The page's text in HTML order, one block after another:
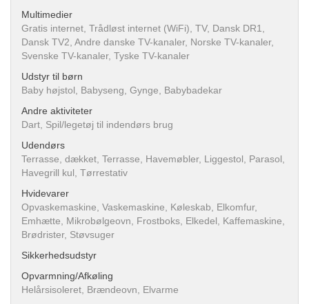
Multimedier
Gratis internet, Trådløst internet (WiFi), TV, Dansk DR1,
Dansk TV2, Andre danske TV-kanaler, Norske TV-kanaler,
Svenske TV-kanaler, Tyske TV-kanaler
Udstyr til børn
Baby højstol, Babyseng, Gynge, Babybadekar
Andre aktiviteter
Dart, Spil/legetøj til indendørs brug
Udendørs
Terrasse, dækket, Terrasse, Havemøbler, Liggestol, Parasol,
Havegrill kul, Tørrestativ
Hvidevarer
Opvaskemaskine, Vaskemaskine, Køleskab, Elkomfur,
Emhætte, Mikrobølgeovn, Frostboks, Elkedel, Kaffemaskine,
Brødrister, Støvsuger
Sikkerhedsudstyr
Opvarmning/Afkøling
Helårsisoleret, Brændeovn, Elvarme